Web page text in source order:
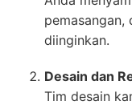
pemasangan,
diinginkan.
Desain dan
Tim desain